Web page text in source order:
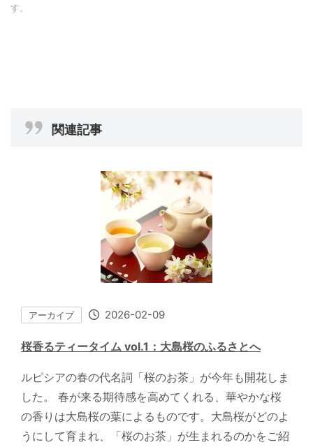
す。
関連記事
アーカイブ 2026-02-09
桜香るティータイム vol.1：大島桜のふるさとへ
ルピシアの春の代名詞「桜のお茶」が今年も開花しま
した。 春が来る期待感を高めてくれる、華やかな桜
の香りは大島桜の葉によるものです。大島桜がどのよ
うにして育まれ、「桜のお茶」が生まれるのかをご紹